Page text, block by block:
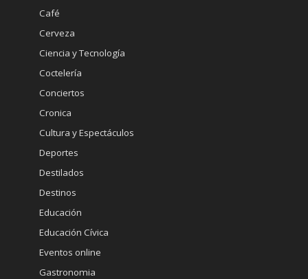
Café
Cerveza
Ciencia y Tecnología
Coctelería
Conciertos
Cronica
Cultura y Espectáculos
Deportes
Destilados
Destinos
Educación
Educación Cívica
Eventos online
Gastronomia